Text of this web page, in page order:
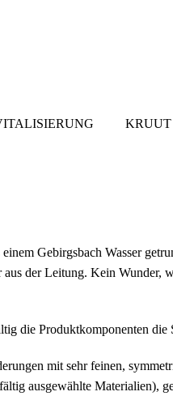
KRUUT
Gebirgsbach Wasser
der Leitung. Kein Wunder,
die Produktkomponenten
mit sehr feinen,
ausgewählte Materialien),